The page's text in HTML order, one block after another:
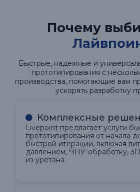
Почему
Быстрые, надежные и
прототипирования с
производства, помогающие вам
ускорять разработку
Комплексные
Livepoint предлагает услуги
прототипирования от начала
быстрой итерации, включая
давлением, ЧПУ-обработку,
из уретана.